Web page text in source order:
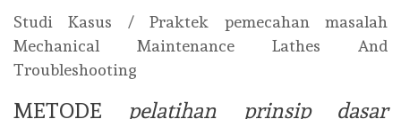
Studi Kasus / Praktek pemecahan masalah
Mechanical Maintenance Lathes And
Troubleshooting
METODE pelatihan prinsip dasar